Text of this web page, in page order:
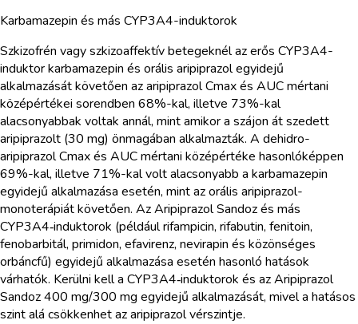
Karbamazepin és más CYP3A4-induktorok
Szkizofrén vagy szkizoaffektív betegeknél az erős CYP3A4-
induktor karbamazepin és orális aripiprazol egyidejű
alkalmazását követően az aripiprazol Cmax és AUC mértani
középértékei sorendben 68%-kal, illetve 73%-kal
alacsonyabbak voltak annál, mint amikor a szájon át szedett
aripiprazolt (30 mg) önmagában alkalmazták. A dehidro-
aripiprazol Cmax és AUC mértani középértéke hasonlóképpen
69%-kal, illetve 71%-kal volt alacsonyabb a karbamazepin
egyidejű alkalmazása esetén, mint az orális aripiprazol-
monoterápiát követően. Az Aripiprazol Sandoz és más
CYP3A4‑induktorok (például rifampicin, rifabutin, fenitoin,
fenobarbitál, primidon, efavirenz, nevirapin és közönséges
orbáncfű) egyidejű alkalmazása esetén hasonló hatások
várhatók. Kerülni kell a CYP3A4‑induktorok és az Aripiprazol
Sandoz 400 mg/300 mg egyidejű alkalmazását, mivel a hatásos
szint alá csökkenhet az aripiprazol vérszintje.